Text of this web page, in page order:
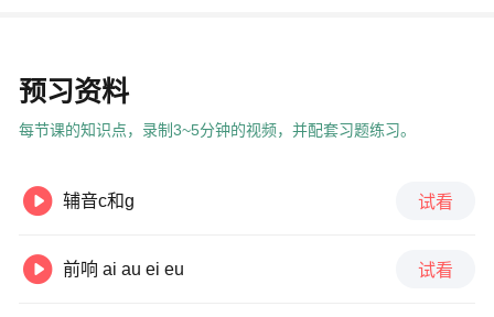
预习资料
每节课的知识点，录制3~5分钟的视频，并配套习题练习。
 辅音c和g 试看
 前响 ai au ei eu 试看